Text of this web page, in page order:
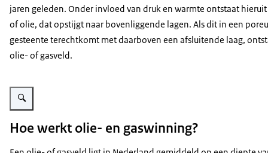
jaren geleden. Onder invloed van druk en warmte ontstaat hieruit
of olie, dat opstijgt naar bovenliggende lagen. Als dit in een
gesteente terechtkomt met daarboven een afsluitende laag,
olie- of gasveld.
Vergroot afbeelding Gaswinningslocatie van Vermillion bij Harlingen
Hoe werkt olie- en gaswinning?